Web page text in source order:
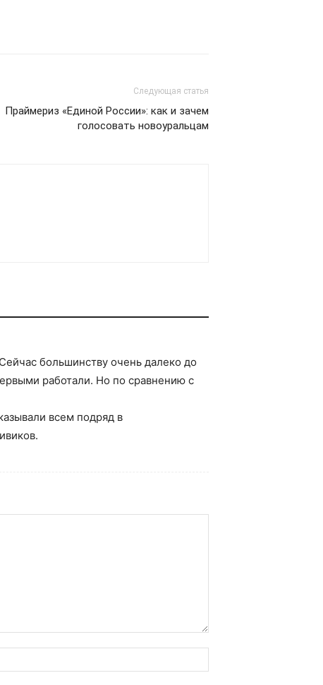
Следующая статья
Праймериз «Единой России»: как и зачем
голосовать новоуральцам
большинству очень далеко до
работали. Но по сравнению с
всем подряд в